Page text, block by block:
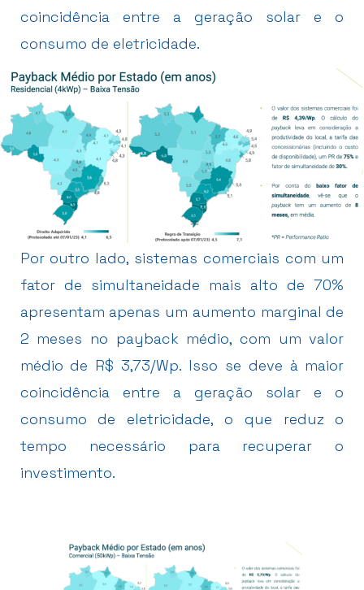
coincidência entre a geração solar e o
consumo de eletricidade.
Por outro lado, sistemas comerciais com um
fator de simultaneidade mais alto de 70%
apresentam apenas um aumento marginal de
2 meses no payback médio, com um valor
médio de R$ 3,73/Wp. Isso se deve à maior
coincidência entre a geração solar e o
consumo de eletricidade, o que reduz o
tempo necessário para recuperar o
investimento.